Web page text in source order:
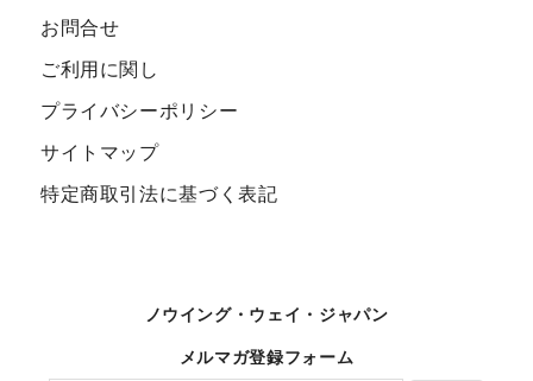
お問合せ
ご利用に関し
プライバシーポリシー
サイトマップ
特定商取引法に基づく表記
ノウイング・ウェイ・ジャパン
メルマガ登録フォーム